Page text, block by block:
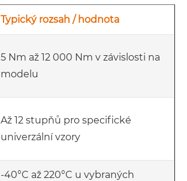
Typický rozsah / hodnota
5 Nm až 12 000 Nm v závislosti na
modelu
Až 12 stupňů pro specifické
univerzální vzory
-40°C až 220°C u vybraných